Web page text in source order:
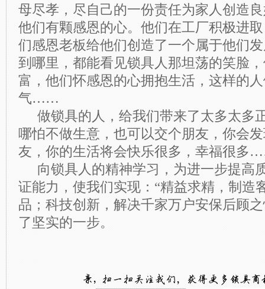
母尽孝，尽自己的一份责任为家人创造
他们有颗感恩的心。他们在工厂积极进
们感恩老板给他们创造了一个属于他们
到哪里，都能看见锁具人那坦荡的笑脸
富，他们怀感恩的心拥抱生活，这样的
气……
做锁具的人，给我们带来了太多太多
哪怕不做生意，也可以交个朋友，你会
友，你的生活将会快乐很多，幸福很多
向锁具人的精神学习，为进一步提高
证能力，使我们实现：“精益求精，制造
品；科技创新，解决千家万户安保后顾
了坚实的一步。